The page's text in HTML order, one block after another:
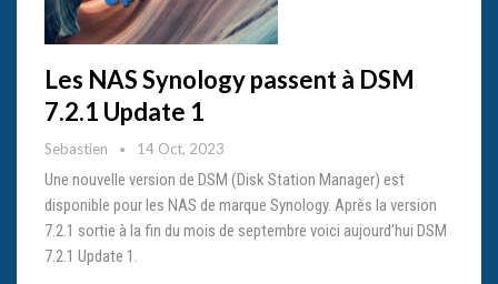
Les NAS Synology passent à DSM
7.2.1 Update 1
Sebastien 14 Oct, 2023
Une nouvelle version de DSM (Disk Station Manager) est
disponible pour les NAS de marque Synology. Après la version
7.2.1 sortie à la fin du mois de septembre voici aujourd'hui DSM
7.2.1 Update 1.